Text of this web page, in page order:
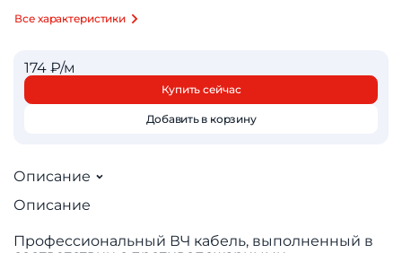
Все характеристики
174 ₽/м
Купить сейчас
Добавить в корзину
Описание
Описание
Профессиональный ВЧ кабель, выполненный в